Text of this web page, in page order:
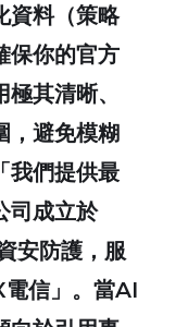
資料（策略
保你的官方
其清晰、
，避免模糊
我們提供最
司成立於
安防護，服
信」。當AI